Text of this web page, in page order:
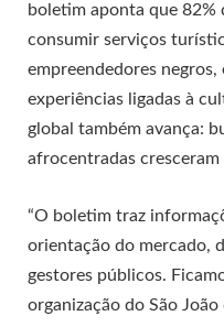
boletim aponta que 82%
consumir serviços
empreendedores
experiências ligadas à
global também avança:
afrocentradas
“O boletim traz
orientação do mercado,
gestores públicos.
organização do São